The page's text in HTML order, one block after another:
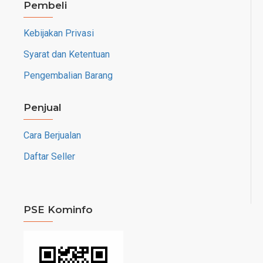
Baterai: Li-Po 5000 mAh, non-removable
Berat: 195 gram
Garansi Resmi
Pembeli
Kebijakan Privasi
Syarat dan Ketentuan
Pengembalian Barang
Penjual
Cara Berjualan
Daftar Seller
PSE Kominfo